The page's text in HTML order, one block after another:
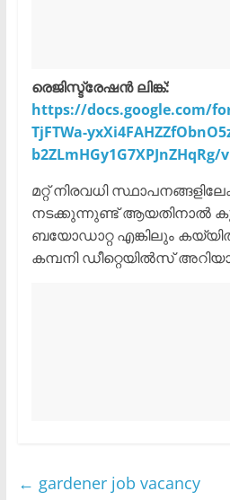
രെജിസ്ട്രേഷൻ ലിങ്ക്:
https://docs.google.com/
TjFTWa-
മറ്റ് നിരവധി
നടക്കുന്നുണ്ട് ആയതിനാൽ
ബയോഡാറ്റ എങ്കിലും
കമ്പനി ഡീറ്റെയിൽസ്
← gardener job vacancy